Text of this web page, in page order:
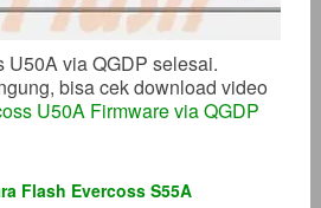
U50A via QGDP selesai.
bisa cek download video
U50A Firmware via QGDP
Flash Evercoss S55A